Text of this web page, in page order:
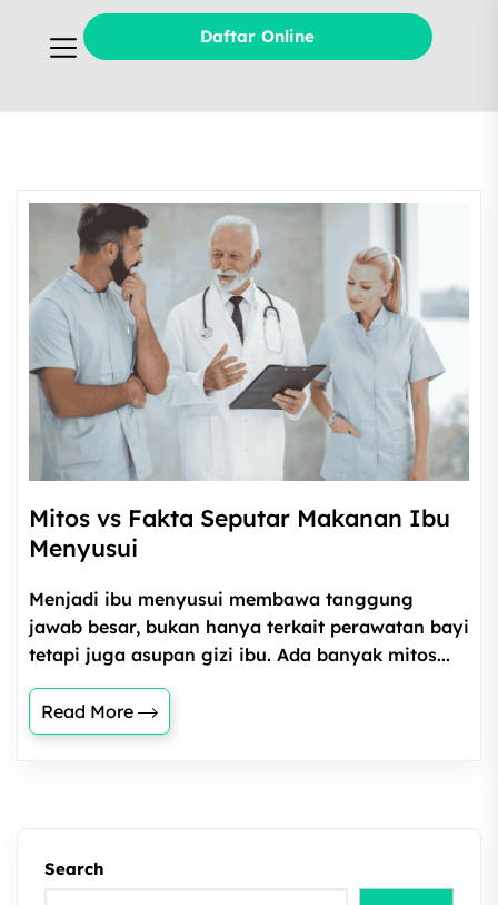
Daftar Online
Mitos vs Fakta Seputar Makanan Ibu
Menyusui
Menjadi ibu menyusui membawa tanggung
jawab besar, bukan hanya terkait perawatan bayi
tetapi juga asupan gizi ibu. Ada banyak mitos...
Read More
Search